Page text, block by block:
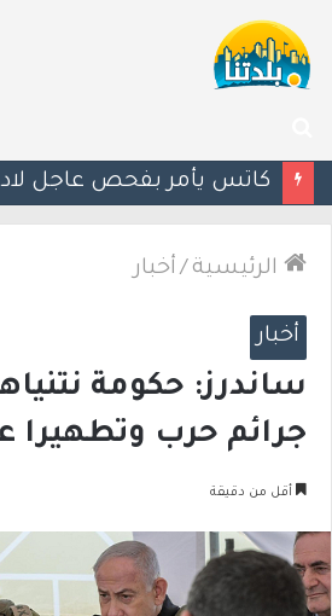
عن
إستعدوا : موجة حر جديدة
الرئيسية / أخبار
أخبار
ساندرز: حكومة
جرائم حرب وتطهيرا
أقل من دقيقة